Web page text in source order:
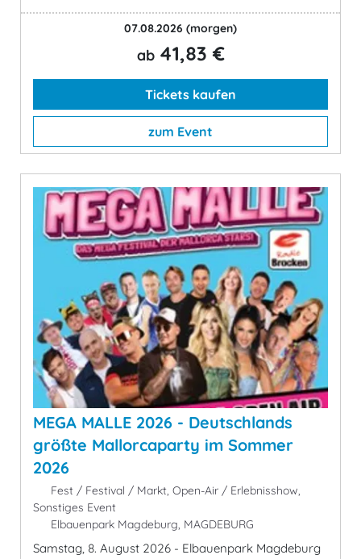
07.08.2026 (morgen)
ab 41,83 €
Tickets kaufen
zum Event
MEGA MALLE 2026 - Deutschlands
größte Mallorcaparty im Sommer
2026
Fest / Festival / Markt, Open-Air / Erlebnisshow,
Sonstiges Event
Elbauenpark Magdeburg, MAGDEBURG
Samstag, 8. August 2026 - Elbauenpark Magdeburg